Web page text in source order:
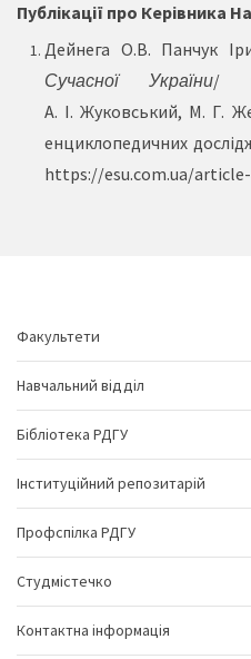
Публікації про Керівника
Дейнега О.В. Панчук
Сучасної України/
А. І. Жуковський, М. Г.
енциклопедичних
https://esu.com.ua/article-
Факультети
Навчальний відділ
Бібліотека РДГУ
Інституційний репозитарій
Профспілка РДГУ
Студмістечко
Контактна інформація